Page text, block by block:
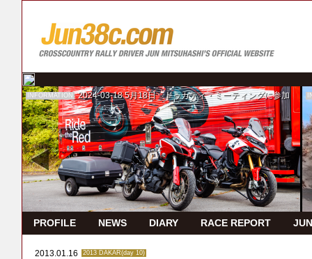
INFORMATION 2024-03-18 5月18日 ドゥカティ・ミーティングに参加
PROFILE NEWS DIARY RACE REPORT
2013.01.16 2013 DAKAR(day 10)